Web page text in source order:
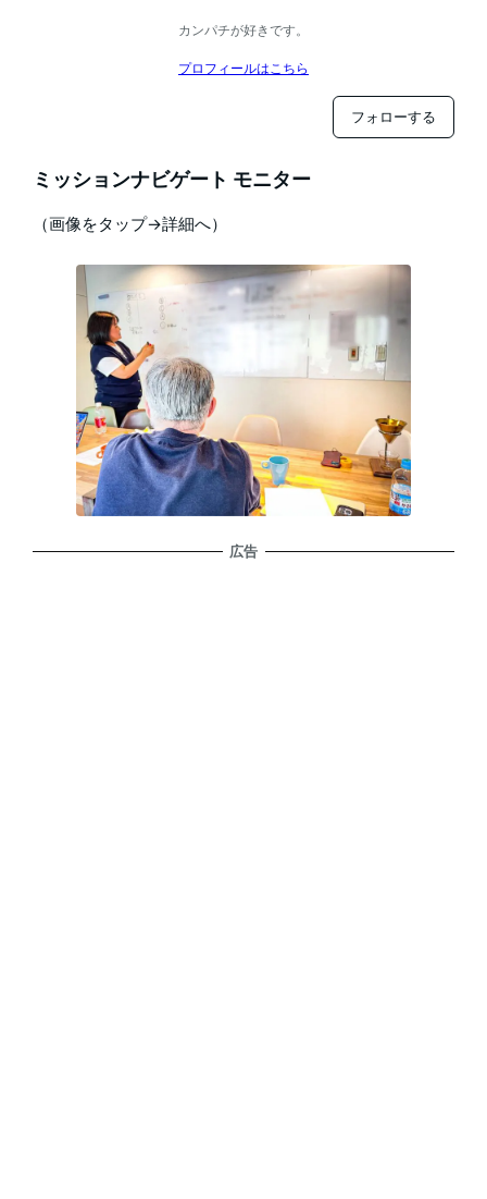
カンパチが好きです。
プロフィールはこちら
フォローする
ミッションナビゲート モニター
（画像をタップ→詳細へ）
広告